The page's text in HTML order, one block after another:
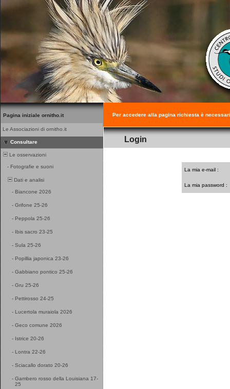
Pagina iniziale ornitho.it
Le Associazioni di ornitho.it
Consultare
Le osservazioni
- Fotografie e suoni
Dati e analisi
- Biancone 2026
- Grifone 25-26
- Peppola 25-26
- Ibis sacro 23-25
- Sula 25-26
- Popillia japonica 23-26
- Gabbiano pontico 25-26
- Gru 25-26
- Pettirosso 24-25
- Lucertola muraiola 2026
- Geco comune 2026
- Istrice 20-26
- Lontra 22-26
- Sciacallo dorato 20-26
- Gambero rosso della Louisiana 17-
25
Per accedere alla pagina richiesta è
Login
La mia e-mail :
La mia password :